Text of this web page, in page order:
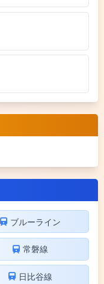
ブルーライン
常磐線
日比谷線